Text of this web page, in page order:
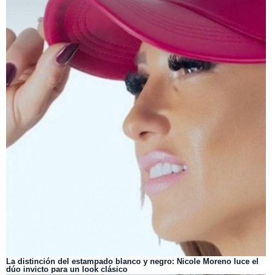
La distinción del estampado blanco y negro: Nicole Moreno luce el
dúo invicto para un look clásico